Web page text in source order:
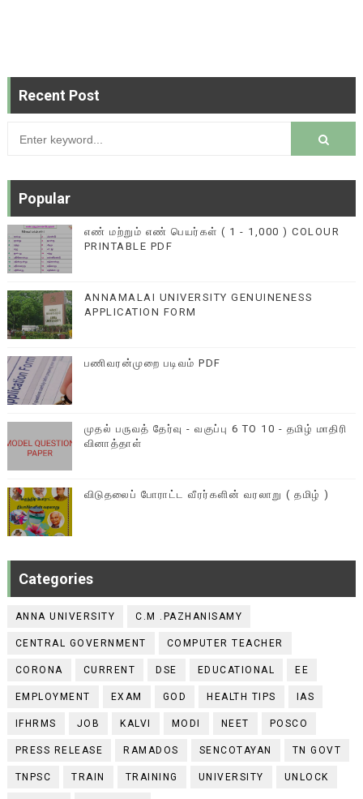
Recent Post
Popular
எண் மற்றும் எண் பெயர்கள் ( 1 - 1,000 ) COLOUR
PRINTABLE PDF
ANNAMALAI UNIVERSITY GENUINENESS
APPLICATION FORM
பணிவரன்முறை படிவம் PDF
முதல் பருவத் தேர்வு - வகுப்பு 6 TO 10 - தமிழ் மாதிரி
வினாத்தாள்
விடுதலைப் போராட்ட வீரர்களின் வரலாறு ( தமிழ் )
Categories
ANNA UNIVERSITY C.M .PAZHANISAMY
CENTRAL GOVERNMENT COMPUTER TEACHER
CORONA CURRENT DSE EDUCATIONAL EE
EMPLOYMENT EXAM GOD HEALTH TIPS IAS
IFHRMS JOB KALVI MODI NEET POSCO
PRESS RELEASE RAMADOS SENCOTAYAN TN GOVT
TNPSC TRAIN TRAINING UNIVERSITY UNLOCK